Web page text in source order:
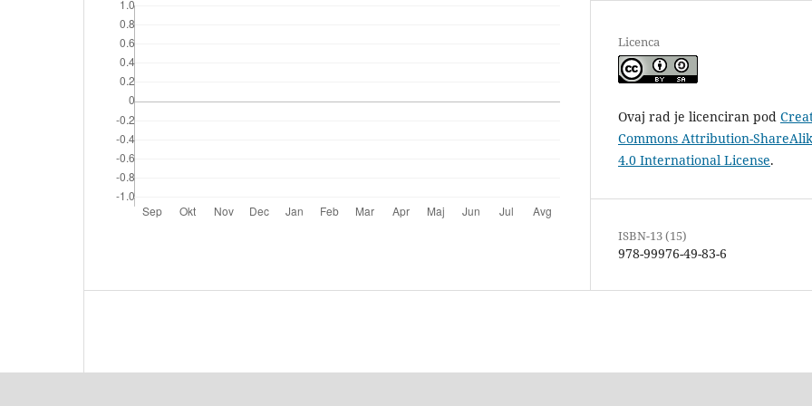
Licenca
Ovaj rad je licenciran pod
Commons Attribution-
4.0 International License.
ISBN-13 (15)
978-99976-49-83-6